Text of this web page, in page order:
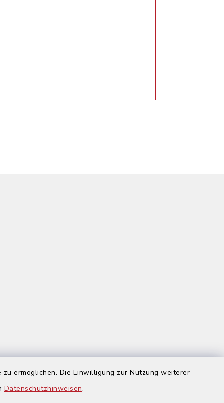
ermöglichen. Die Einwilligung zur Nutzung weiterer
Datenschutzhinweisen.